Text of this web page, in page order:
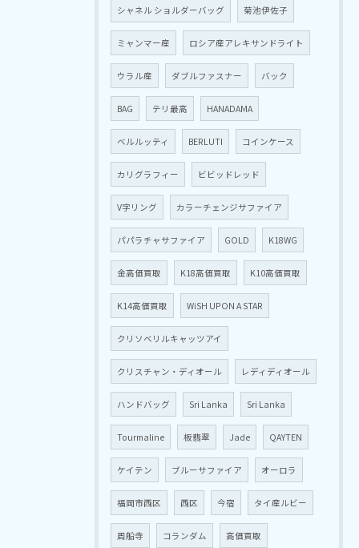
シャネル ショルダーバッグ 菊池伊佐子
ミャンマー産 ロシア産アレキサンドライト
ウラル産 ダブルファスナー バック
BAG テリ最高 HANADAMA
ベルルッティ BERLUTI コインケース
カリグラフィー ビビッドレッド
V字リング カラーチェンジサファイア
パパラチャサファイア GOLD K18WG
金高価買取 K18高価買取 K10高価買取
K14高価買取 WiSH UPON A STAR
クリソベリルキャッツアイ
クリスチャン・ディオール レディディオール
ハンドバッグ Sri Lanka Sri Lanka
Tourmaline 板翡翠 Jade QAYTEN
ケイテン ブルーサファイア オーロラ
福岡市西区 西区 今宿 タイ産ルビー
周船寺 コランダム 高価買取